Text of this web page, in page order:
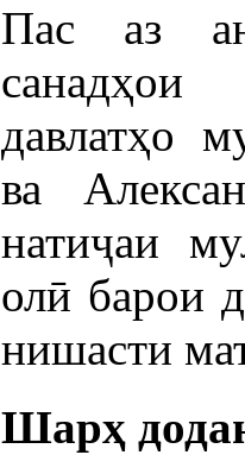
Пас аз
давлатҳо
ва
натиҷаи
олӣ барои
нишасти
Шарҳ